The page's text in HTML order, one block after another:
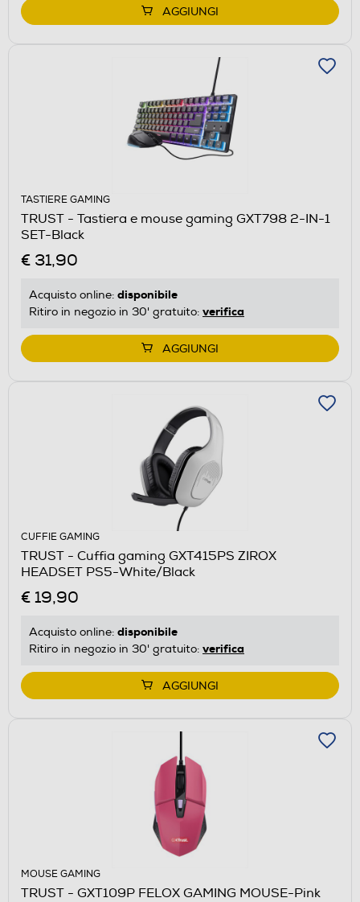
AGGIUNGI
TASTIERE GAMING
TRUST - Tastiera e mouse gaming GXT798 2-IN-1
SET-Black
€ 31,90
Acquisto online: disponibile
Ritiro in negozio in 30' gratuito: verifica
AGGIUNGI
CUFFIE GAMING
TRUST - Cuffia gaming GXT415PS ZIROX
HEADSET PS5-White/Black
€ 19,90
Acquisto online: disponibile
Ritiro in negozio in 30' gratuito: verifica
AGGIUNGI
MOUSE GAMING
TRUST - GXT109P FELOX GAMING MOUSE-Pink